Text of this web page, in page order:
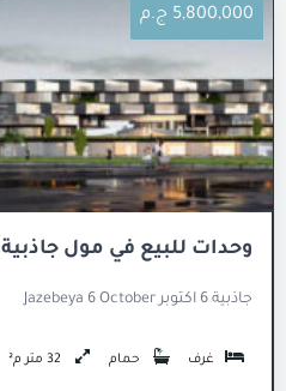
5,800,000 ج.م
وحدات للبيع في مول جاذبية 6 اكتوبر
جاذبية 6 اكتوبر Jazebeya 6 October
غرف حمام 32 متر م²